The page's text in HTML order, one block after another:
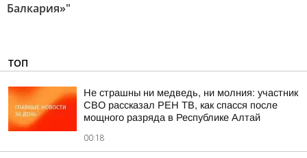
Балкария»"
ТОП
Не страшны ни медведь, ни молния: участник
СВО рассказал РЕН ТВ, как спасся после
мощного разряда в Республике Алтай
00:18